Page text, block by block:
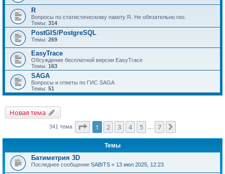
R
Вопросы по статистическому пакету R. Не обязательно гео.
Темы: 314
PostGIS/PostgreSQL
Темы: 269
EasyTrace
Обсуждение бесплатной версии EasyTrace
Темы: 163
SAGA
Вопросы и ответы по ГИС SAGA
Темы: 51
Новая тема
341 тема Страница1 из
1 2 3 4 5 7
Темы
Батиметрия 3D
Последнее сообщение SABITS « 13 июл 2025, 12:23